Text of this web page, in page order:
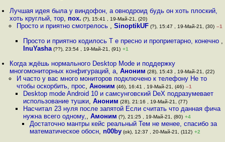
Лучшая идея была у виндофон, а овнодроид будь он хоть плоский,
хоть круглый, тор, пох. (?), 15:41 , 19-Май-21, (20)
Просто и приятно смотрелось , SinoptikUF(?), 15:47 , 19-Май-21, (30) –1
Просто и приятно кодилось Т е пресно и проприетарно, конечно ,
InuYasha(??), 23:54 , 19-Май-21, (91) +1
Когда ждёшь нормального Desktop Mode и поддержку
многомониторных конфигураций, а,Аноним (28), 15:43 , 19-Май-21, (22)
И часто у вас много мониторов подключено к телефону Не то
чтобы оскорбить, прос, Аноним (46), 16:41 , 19-Май-21, (46) –1
Desktop mode Android 10 и самсунговский DeX подразумевает
использование тушки, Аноним (28), 21:16 , 19-Май-21, (77)
Насчитал 23 нуля после запятой Если считать что данная фича
нужна всего одному,, Амоним (?), 21:25 , 19-Май-21, (80) +4
Достаточно мантры кейс реальный Тем не менее, спасибо за
математическое обосн,n00by (ok), 12:37 , 20-Май-21, (112) +2